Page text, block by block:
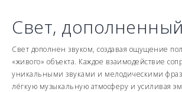
Свет,
Свет дополнен звуком, создавая ощущение
«живого» объекта. Каждое взаимодействие
уникальными звуками и мелодическими
лёгкую музыкальную атмосферу и усиливая